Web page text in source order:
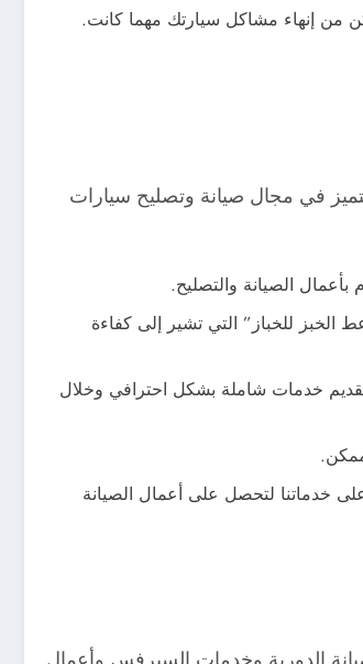
من إنهاء مشاكل سيارتك مهما كانت.
في مجال صيانة وتصليح سيارات
الصيانة والتصليح.
للخباز” التي تشير إلى كفاءة
تقديم خدمات شاملة بشكل احترافي وخلال
خدماتنا لتحصل على أعمال الصيانة